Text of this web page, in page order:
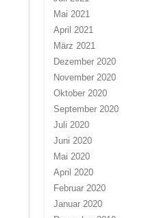
Mai 2021
April 2021
März 2021
Dezember 2020
November 2020
Oktober 2020
September 2020
Juli 2020
Juni 2020
Mai 2020
April 2020
Februar 2020
Januar 2020